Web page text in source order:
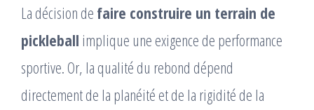
La décision de faire construire un terrain de
pickleball implique une exigence de performance
sportive. Or, la qualité du rebond dépend
directement de la planéité et de la rigidité de la